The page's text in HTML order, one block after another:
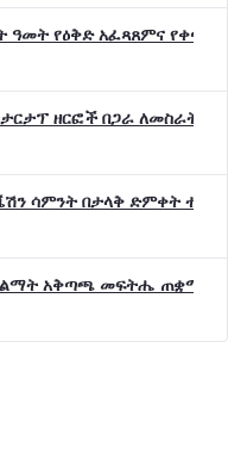
ዓመት የዕቅድ አፈጻጸምና
ዘርፎች በጋራ ለመስራት
ሳምንት በታላቅ ድምቀት
አቅጣጫ መፍትሔ ጠቋሚ